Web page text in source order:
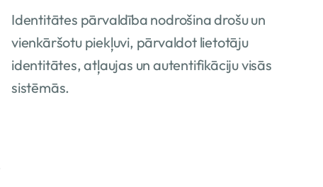
Identitātes pārvaldība nodrošina drošu un
vienkāršotu piekļuvi, pārvaldot lietotāju
identitātes, atļaujas un autentifikāciju visās
sistēmās.